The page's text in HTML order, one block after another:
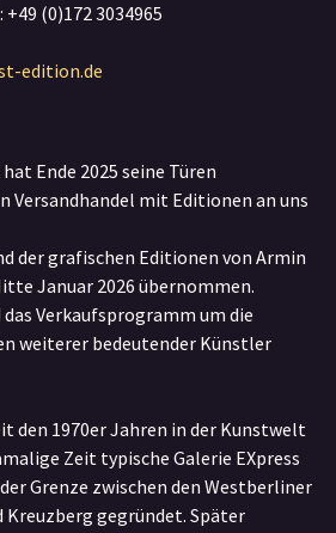
(0)172 3034965
edition.de
Ende 2025 seine Türen
Versandhandel mit Editionen an uns
der grafischen Editionen von Armin
Januar 2026 übernommen.
Verkaufsprogramm um die
weiterer bedeutender Künstler
den 1970er Jahren in der Kunstwelt
Zeit typische Galerie EXpress
Grenze zwischen den Westberliner
gegründet. Später